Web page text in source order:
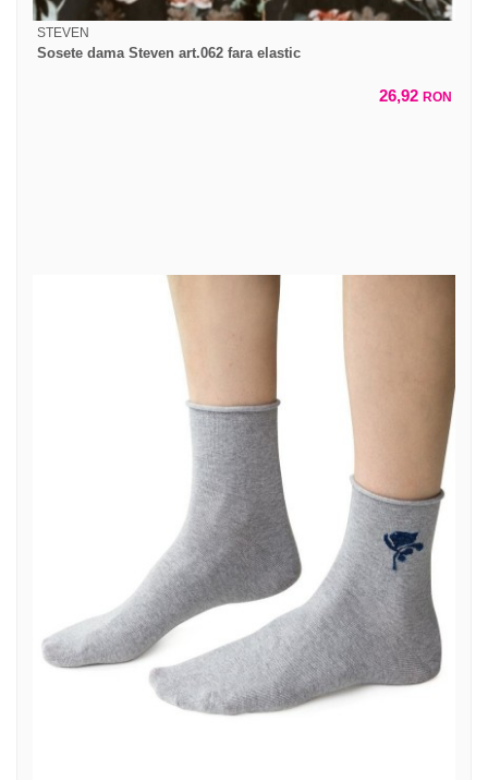
STEVEN
Sosete dama Steven art.062 fara elastic
26,92 RON